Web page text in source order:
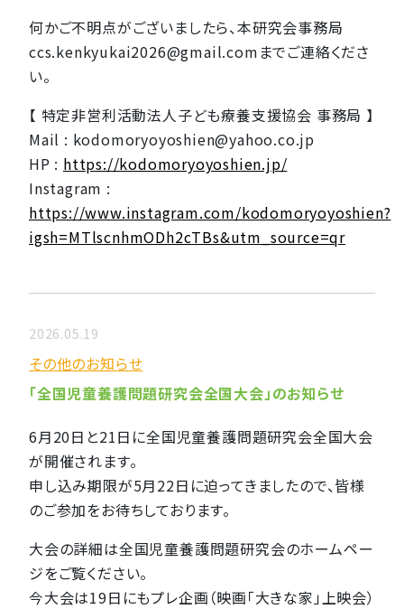
何かご不明点がございましたら、本研究会事務局
ccs.kenkyukai2026@gmail.comまでご連絡くださ
い。
【 特定非営利活動法人子ども療養支援協会 事務局 】
Mail : kodomoryoyoshien@yahoo.co.jp
HP : https://kodomoryoyoshien.jp/
Instagram :
https://www.instagram.com/kodomoryoyoshien?
igsh=MTlscnhmODh2cTBs&utm_source=qr
2026.05.19
その他のお知らせ
「全国児童養護問題研究会全国大会」のお知らせ
6月20日と21日に全国児童養護問題研究会全国大会
が開催されます。
申し込み期限が5月22日に迫ってきましたので、皆様
のご参加をお待ちしております。
大会の詳細は全国児童養護問題研究会のホームペー
ジをご覧ください。
今大会は19日にもプレ企画（映画「大きな家」上映会）